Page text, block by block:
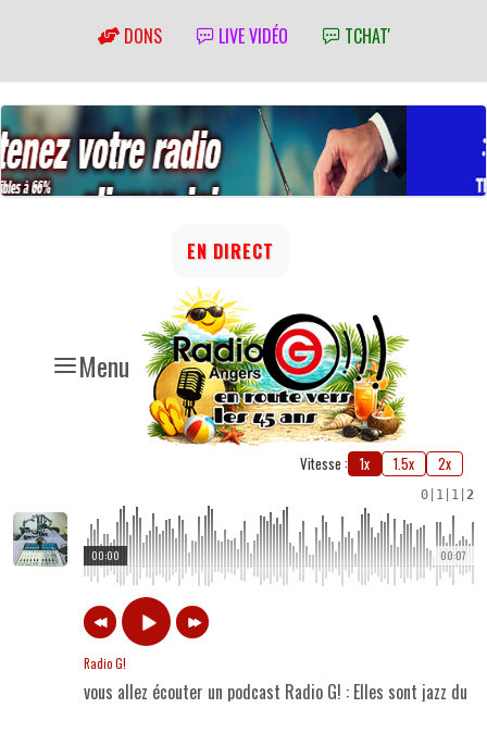
DONS LIVE VIDÉO TCHAT'
Menu
EN DIRECT
Vitesse : 1x 1.5x 2x
0 1 1 2
00:07
00:00
Radio G!
vous allez écouter un podcast Radio G! : Elles sont jazz du